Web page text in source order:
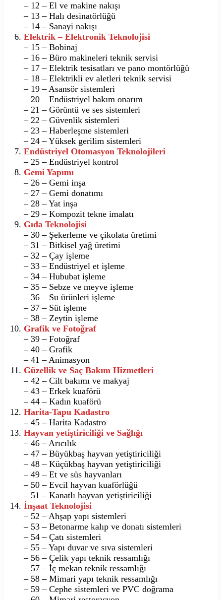
– 12 – El ve makine nakışı
– 13 – Halı desinatörlüğü
– 14 – Sanayi nakışı
Elektrik – Elektronik Teknolojisi
– 15 – Bobinaj
– 16 – Büro makineleri teknik servisi
– 17 – Elektrik tesisatları ve pano montörlüğü
– 18 – Elektrikli ev aletleri teknik servisi
– 19 – Asansör sistemleri
– 20 – Endüstriyel bakım onarım
– 21 – Görüntü ve ses sistemleri
– 22 – Güvenlik sistemleri
– 23 – Haberleşme sistemleri
– 24 – Yüksek gerilim sistemleri
Endüstriyel Otomasyon Teknolojileri
– 25 – Endüstriyel kontrol
Gemi Yapımı
– 26 – Gemi inşa
– 27 – Gemi donatımı
– 28 – Yat inşa
– 29 – Kompozit tekne imalatı
Gıda Teknolojisi
– 30 – Şekerleme ve çikolata üretimi
– 31 – Bitkisel yağ üretimi
– 32 – Çay işleme
– 33 – Endüstriyel et işleme
– 34 – Hububat işleme
– 35 – Sebze ve meyve işleme
– 36 – Su ürünleri işleme
– 37 – Süt işleme
– 38 – Zeytin işleme
Grafik ve Fotoğraf
– 39 – Fotoğraf
– 40 – Grafik
– 41 – Animasyon
Güzellik ve Saç Bakım Hizmetleri
– 42 – Cilt bakımı ve makyaj
– 43 – Erkek kuaförü
– 44 – Kadın kuaförü
Harita-Tapu Kadastro
– 45 – Harita Kadastro
Hayvan yetiştiriciliği ve Sağlığı
– 46 – Arıcılık
– 47 – Büyükbaş hayvan yetiştiriciliği
– 48 – Küçükbaş hayvan yetiştiriciliği
– 49 – Et ve süs hayvanları
– 50 – Evcil hayvan kuaförlüğü
– 51 – Kanatlı hayvan yetiştiriciliği
İnşaat Teknolojisi
– 52 – Ahşap yapı sistemleri
– 53 – Betonarme kalıp ve donatı sistemleri
– 54 – Çatı sistemleri
– 55 – Yapı duvar ve sıva sistemleri
– 56 – Çelik yapı teknik ressamlığı
– 57 – İç mekan teknik ressamlığı
– 58 – Mimari yapı teknik ressamlığı
– 59 – Cephe sistemleri ve PVC doğrama